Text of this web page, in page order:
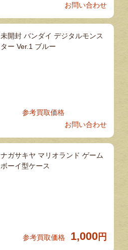
お問い合わせ
未開封 バンダイ デジタルモンス
ター Ver.1 ブルー
参考買取価格
お問い合わせ
ナガサキヤ マリオランド ゲーム
ボーイ型ケース
参考買取価格 1,000 円